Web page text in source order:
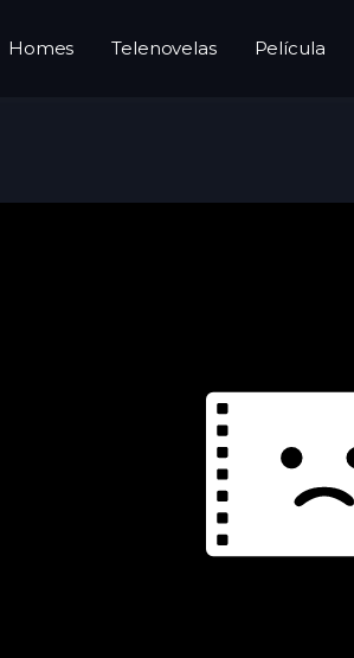
Homes Telenovelas Película